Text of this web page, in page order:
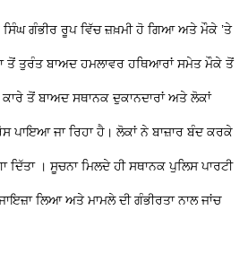
ਗੰਭੀਰ ਰੂਪ ਵਿੱਚ ਜ਼ਖ਼ਮੀ ਹੋ ਗਿਆ ਅਤੇ ਮੌਕੇ ’ਤੇ
ਤੋਂ ਤੁਰੰਤ ਬਾਅਦ ਹਮਲਾਵਰ ਹਥਿਆਰਾਂ ਸਮੇਤ ਮੌਕੇ ਤੋਂ
ਤੋਂ ਬਾਅਦ ਸਥਾਨਕ ਦੁਕਾਨਦਾਰਾਂ ਅਤੇ ਲੋਕਾਂ
ਪਾਇਆ ਜਾ ਰਿਹਾ ਹੈ। ਲੋਕਾਂ ਨੇ ਬਾਜ਼ਾਰ ਬੰਦ ਕਰਕੇ
ਦਿੱਤਾ । ਸੂਚਨਾ ਮਿਲਦੇ ਹੀ ਸਥਾਨਕ ਪੁਲਿਸ ਪਾਰਟੀ
ਲਿਆ ਅਤੇ ਮਾਮਲੇ ਦੀ ਗੰਭੀਰਤਾ ਨਾਲ ਜਾਂਚ